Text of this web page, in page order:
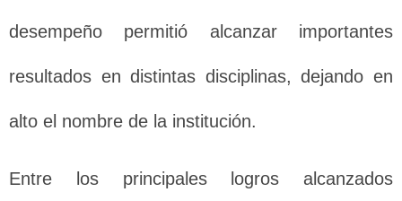
desempeño permitió alcanzar importantes
resultados en distintas disciplinas, dejando en
alto el nombre de la institución.
Entre los principales logros alcanzados